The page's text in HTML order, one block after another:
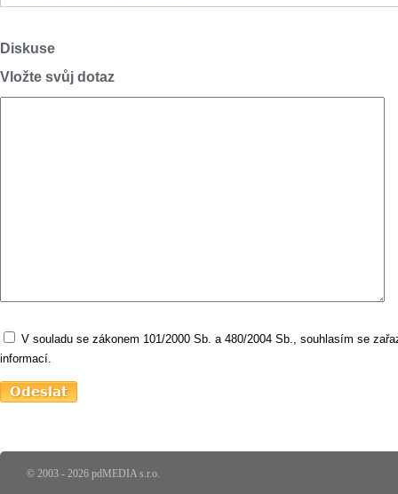
Diskuse
Vložte svůj dotaz
V souladu se zákonem 101/2000 Sb. a 480/2004 Sb., souhlasím se
informací.
© 2003 - 2026 pdMEDIA s.r.o.